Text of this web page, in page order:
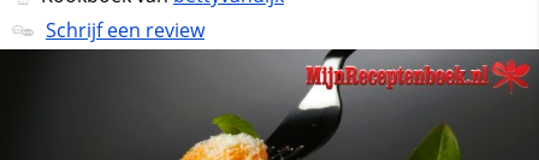
Schrijf een review